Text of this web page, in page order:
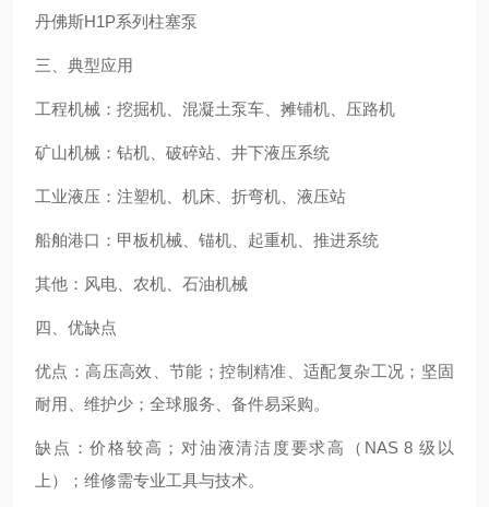
丹佛斯H1P系列柱塞泵
三、典型应用
工程机械：挖掘机、混凝土泵车、摊铺机、压路机
矿山机械：钻机、破碎站、井下液压系统
工业液压：注塑机、机床、折弯机、液压站
船舶港口：甲板机械、锚机、起重机、推进系统
其他：风电、农机、石油机械
四、优缺点
优点：高压高效、节能；控制精准、适配复杂工况；坚固
耐用、维护少；全球服务、备件易采购。
缺点：价格较高；对油液清洁度要求高（NAS 8 级以
上）；维修需专业工具与技术。